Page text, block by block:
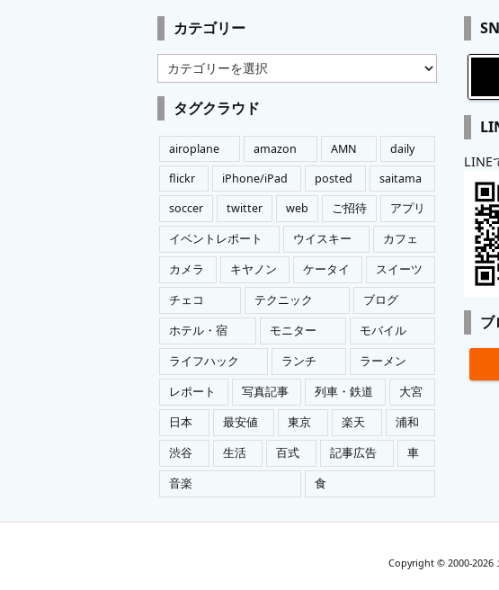
カテゴリー
カ
テ
ゴ
リ
ー
タグクラウド
airoplane amazon AMN
daily
flickr
iPhone/iPad posted
saitama
soccer
twitter web ご招待
アプリ
イベントレポート
ウイスキー
カフェ
カメラ
キヤノン ケータイ
スイーツ
チェコ
テクニック
ブログ
ホテル・宿
モニター
モバイル
ライフハック
ランチ
ラーメン
レポート
写真記事 列車・鉄道
大宮
日本
最安値 東京 楽天
浦和
渋谷
生活 百式 記事広告
車
音楽
食
LINE
ブ
Copyright © 2000-2026